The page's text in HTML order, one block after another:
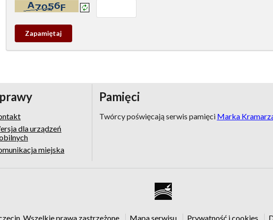
Kontrola - wprowadź tekst z obrazka:
Zapamietaj
wpis
dla urządzeń
miejska
Pamięci
Twórcy poświęcają serwis pamięci Marka
Wszelkie prawa zastrzeżone Mapa serwisu Prywatność i cookies